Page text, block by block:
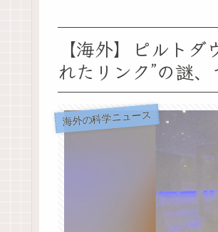
【海外】ピルト
れたリンク”の謎
海外の科学ニュース